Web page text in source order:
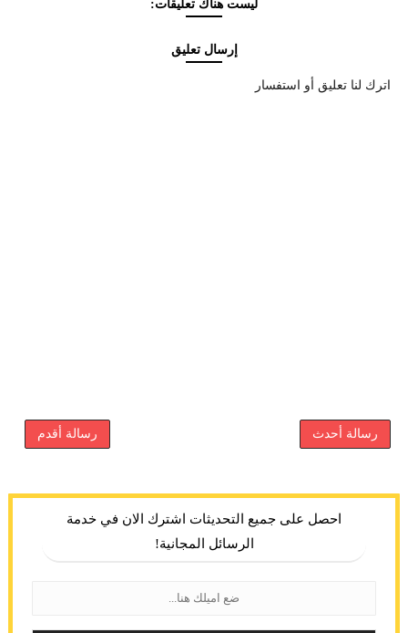
ليست هناك تعليقات:
إرسال تعليق
اترك لنا تعليق أو استفسار
رسالة أحدث رسالة أقدم
احصل على جميع التحديثات اشترك الان في خدمة
الرسائل المجانية!